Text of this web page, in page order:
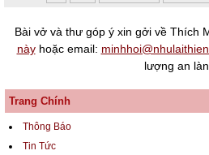
Bài vở và thư góp ý xin gởi về Thích
nàyhoặc email:
lượng an
Trang Chính
Thông Báo
Tin Tức